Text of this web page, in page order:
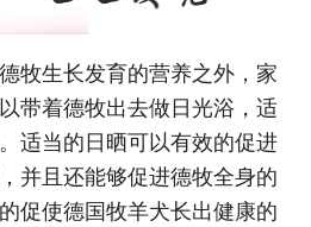
牧生长发育的营养之外，家
带着德牧出去做日光浴，适
适当的日晒可以有效的促进
并且还能够促进德牧全身的
促使德国牧羊犬长出健康的